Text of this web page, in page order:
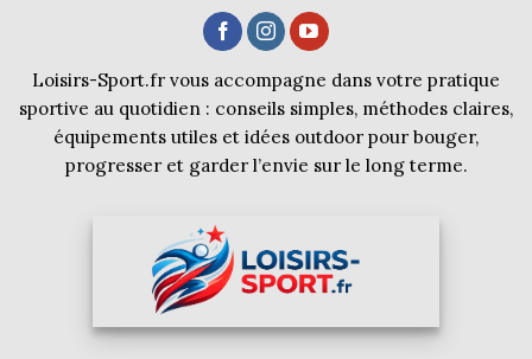
Loisirs-Sport.fr vous accompagne dans votre pratique
sportive au quotidien : conseils simples, méthodes claires,
équipements utiles et idées outdoor pour bouger,
progresser et garder l’envie sur le long terme.